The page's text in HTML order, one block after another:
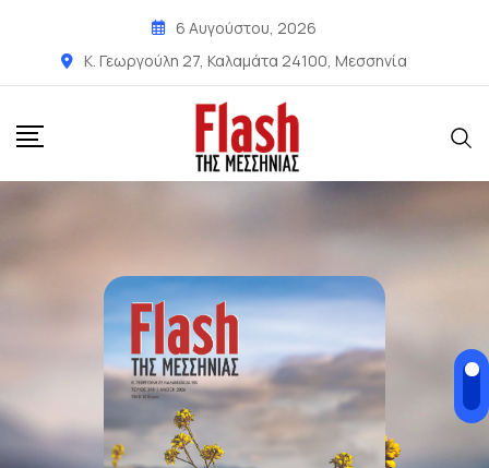
6 Αυγούστου, 2026
Κ. Γεωργούλη 27, Καλαμάτα 24100, Μεσσηνία